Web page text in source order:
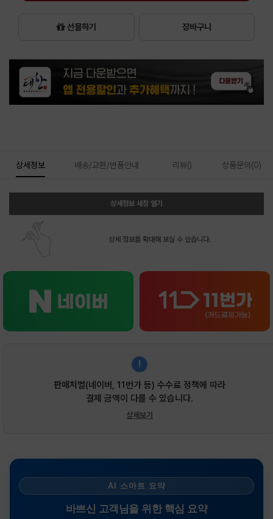
선물하기 장바구니
상세정보 배송/교환/반품안내 리뷰() 상품문의(0)
상세정보 새창 열기
상세 정보를 확대해 보실 수 있습니다.
!
판매처별(네이버, 11번가 등) 수수료 정책에 따라
결제 금액이 다를 수 있습니다.
상세보기
AI 스마트 요약
바쁘신 고객님을 위한 핵심 요약